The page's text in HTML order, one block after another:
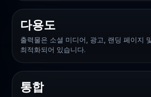
다용도
출력물은 소셜 미디어, 광고, 랜딩 페이지
최적화되어 있습니다.
통합